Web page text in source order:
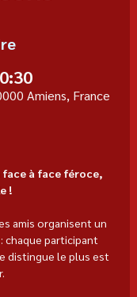
Amiens, France
face à face féroce,
!
amis organisent un
chaque participant
distingue le plus est